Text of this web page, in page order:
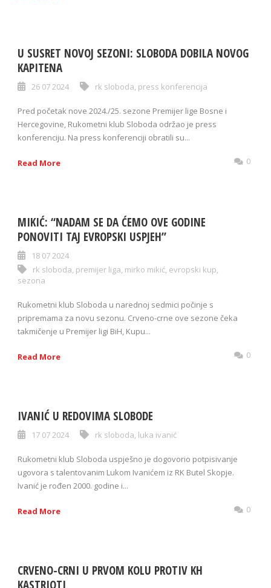
U SUSRET NOVOJ SEZONI: SLOBODA DOBILA NOVOG
KAPITENA
26 07 2024 rk sloboda, press konferencija
Pred početak nove 2024./25. sezone Premijer lige Bosne i
Hercegovine, Rukometni klub Sloboda održao je press
konferenciju. Na press konferenciji obratili su...
Read More 0
MIKIĆ: “NADAM SE DA ĆEMO OVE GODINE
PONOVITI TAJ EVROPSKI USPJEH”
18 07 2024
rk sloboda, premijer liga, mirko mikić, evropski kup,
sezona
Rukometni klub Sloboda u narednoj sedmici počinje s
pripremama za novu sezonu. Crveno-crne ove sezone čeka
takmičenje u Premijer ligi BiH, Kupu...
Read More 0
IVANIĆ U REDOVIMA SLOBODE
17 07 2024 rk sloboda, luka ivanić
Rukometni klub Sloboda uspješno je dogovorio potpisivanje
ugovora s talentovanim Lukom Ivanićem iz RK Butel Skopje.
Ivanić je rođen 2000. godine i...
Read More 0
CRVENO-CRNI U PRVOM KOLU PROTIV KH